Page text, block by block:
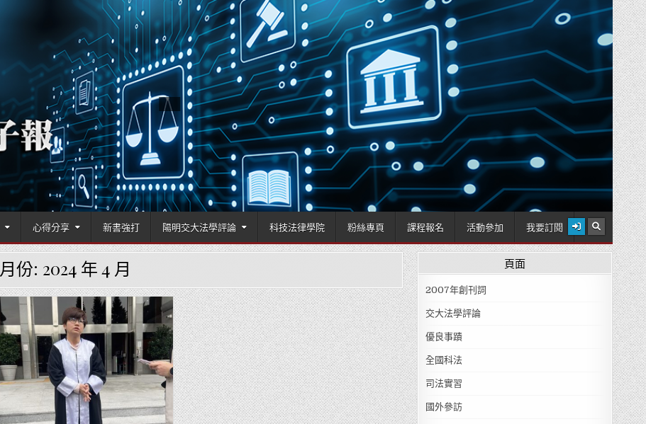
2026 年 8 月 7 日
國立陽明交通大學科技法律學院
心得分享 新書強打 陽明交大法學評論 科技法律學院 粉絲專頁 課程報名 活動參加 我要訂閱
月份: 2024 年 4 月
Posted in
頁面
2007年創刊詞
交大法學評論
優良事蹟
全國科法
司法實習
國外參訪